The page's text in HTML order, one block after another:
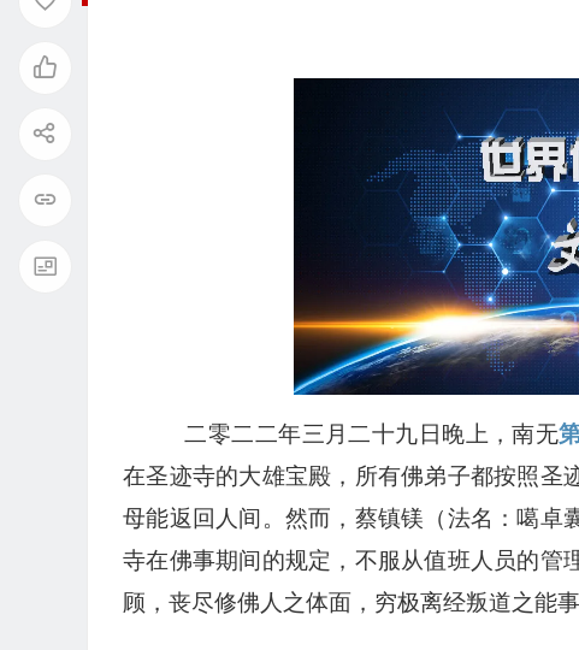
二零二二年三月二十九日晚上，南无
在圣迹寺的大雄宝殿，所有佛弟子都按照圣
母能返回人间。然而，蔡镇镁（法名：噶卓
寺在佛事期间的规定，不服从值班人员的管
顾，丧尽修佛人之体面，穷极离经叛道之能事